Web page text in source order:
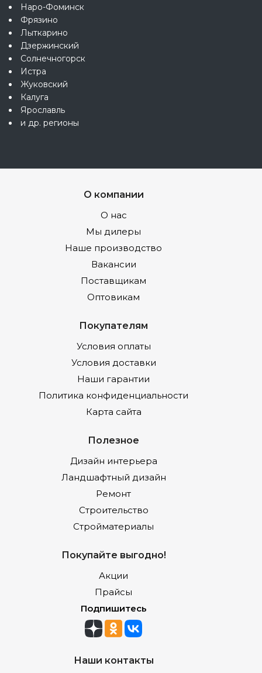
Наро-Фоминск
Фрязино
Лыткарино
Дзержинский
Солнечногорск
Истра
Жуковский
Калуга
Ярославль
и др. регионы
О компании
О нас
Мы дилеры
Наше производство
Вакансии
Поставщикам
Оптовикам
Покупателям
Условия оплаты
Условия доставки
Наши гарантии
Политика конфиденциальности
Карта сайта
Полезное
Дизайн интерьера
Ландшафтный дизайн
Ремонт
Строительство
Стройматериалы
Покупайте выгодно!
Акции
Прайсы
Подпишитесь
Наши контакты